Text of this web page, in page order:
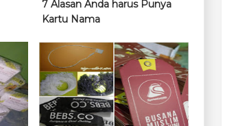
7 Alasan Anda harus Punya
Kartu Nama